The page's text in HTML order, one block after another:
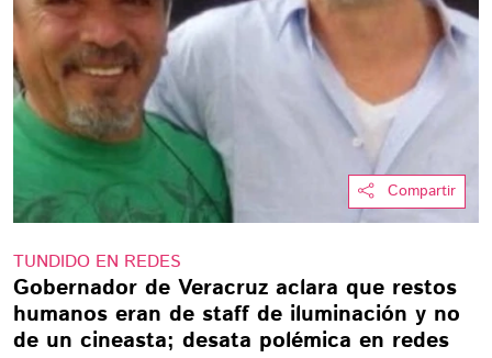
Compartir
TUNDIDO EN REDES
Gobernador de Veracruz aclara que restos
humanos eran de staff de iluminación y no
de un cineasta; desata polémica en redes